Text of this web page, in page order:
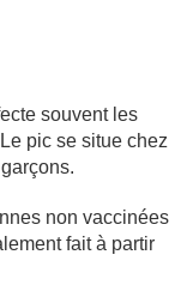
souvent les
pic se situe chez
non vaccinées
fait à partir